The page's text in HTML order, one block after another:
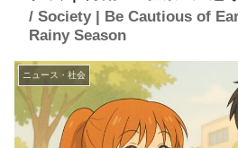
/ Society | Be Cautious of
Rainy Season
ニュース・社会